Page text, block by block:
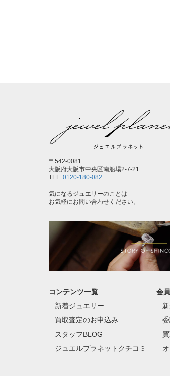
〒542-0081
大阪府大阪市中央区南船場2-7-21
TEL: 0120-180-082
気になるジュエリーのことは
お気軽にお問い合わせください。
コンテンツ一覧
新着ジュエリー
買取査定のお申込み
スタッフBLOG
ジュエルプラネットクチコミ
会